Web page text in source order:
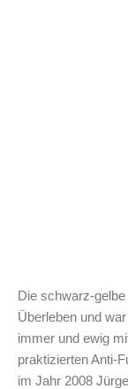
Die schwarz-
Überleben und
immer und ewig
praktizierten Anti-
im Jahr 2008